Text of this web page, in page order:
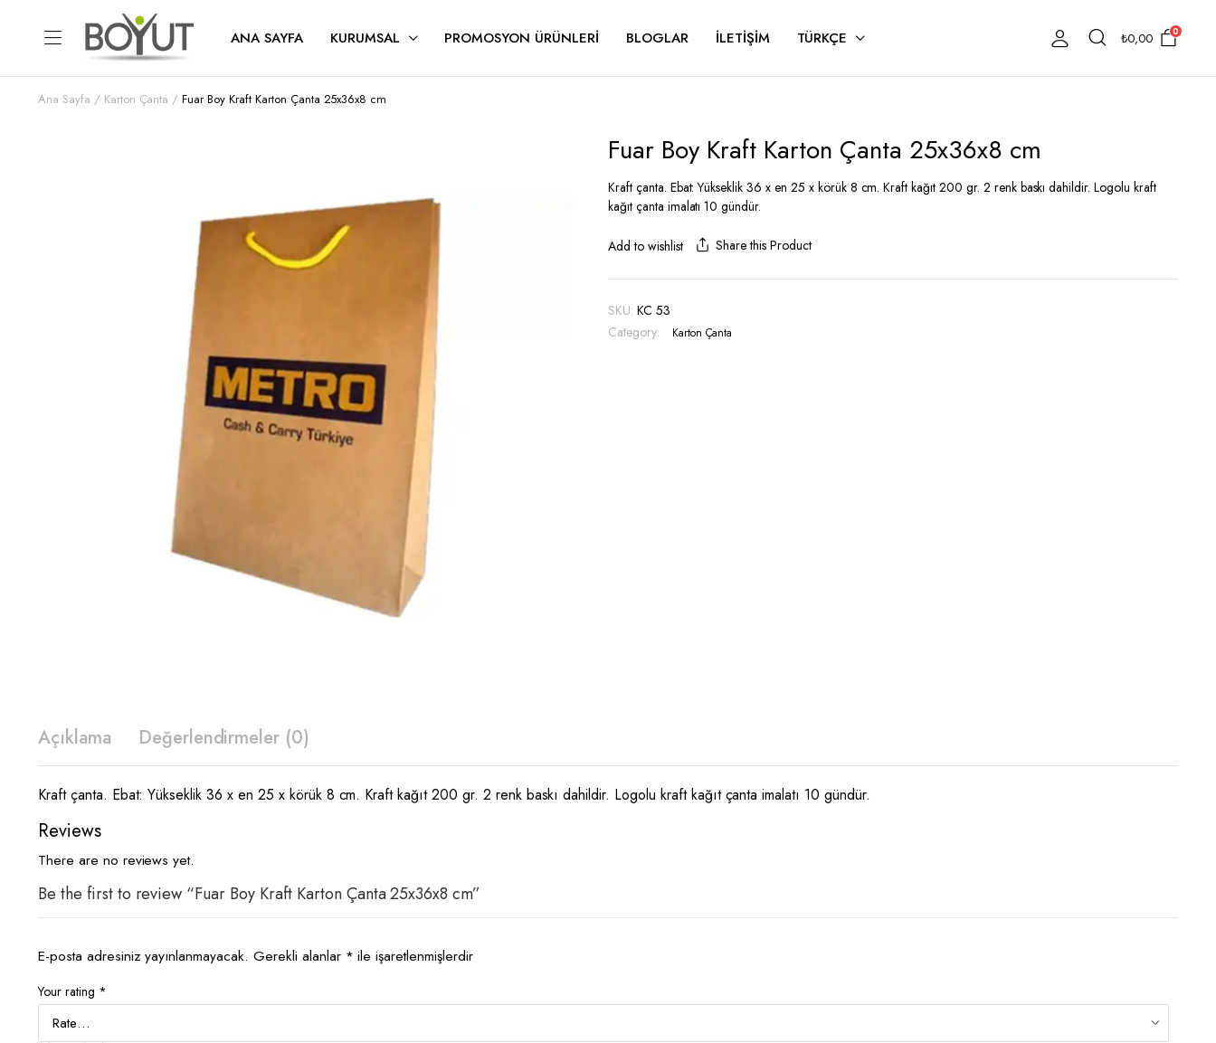
ANA SAYFA KURUMSAL PROMOSYON ÜRÜNLERI BLOGLAR İLETIŞIM TÜRKÇE ₺0,00 0
Ana Sayfa Karton Çanta Fuar Boy Kraft Karton Çanta 25x36x8 cm
Fuar Boy Kraft Karton Çanta 25x36x8 cm
Kraft çanta. Ebat: Yükseklik 36 x en 25 x körük 8 cm. Kraft kağıt 200 gr. 2 renk baskı dahildir. Logolu kraft
kağıt çanta imalatı 10 gündür.
Add to wishlist Share this Product
SKU: KC 53
Category:
Karton Çanta
Açıklama Değerlendirmeler (0)
Kraft çanta. Ebat: Yükseklik 36 x en 25 x körük 8 cm. Kraft kağıt 200 gr. 2 renk baskı dahildir. Logolu kraft kağıt çanta imalatı 10 gündür.
Reviews
There are no reviews yet.
Be the first to review “Fuar Boy Kraft Karton Çanta 25x36x8 cm”
E-posta adresiniz yayınlanmayacak. Gerekli alanlar * ile işaretlenmişlerdir
Your rating *